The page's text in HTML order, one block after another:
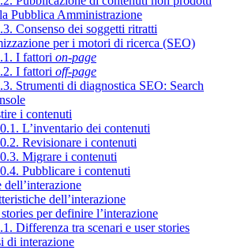
Pubblica Amministrazione
Consenso dei soggetti ritratti
per i motori di ricerca (SEO)
I fattori on-page
I fattori off-page
Strumenti di diagnostica SEO: Search
i contenuti
L’inventario dei contenuti
Revisionare i contenuti
Migrare i contenuti
Pubblicare i contenuti
dell’interazione
dell’interazione
per definire l’interazione
Differenza tra scenari e user stories
di interazione